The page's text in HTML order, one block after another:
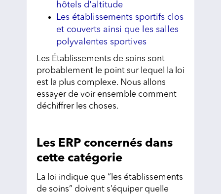
hôtels d'altitude
Les établissements sportifs clos
et couverts ainsi que les salles
polyvalentes sportives
Les Établissements de soins sont
probablement le point sur lequel la loi
est la plus complexe. Nous allons
essayer de voir ensemble comment
déchiffrer les choses.
Les ERP concernés dans
cette catégorie
La loi indique que “les établissements
de soins” doivent s’équiper quelle